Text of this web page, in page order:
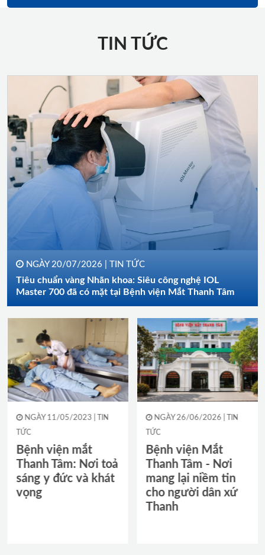
TIN TỨC
NGÀY 20/07/2026 | TIN TỨC
Tiêu chuẩn vàng Nhãn khoa: Siêu công nghệ IOL
Master 700 đã có mặt tại Bệnh viện Mắt Thanh Tâm
2023 |TIN
Nơi toả
và khát
NGÀY 26/06/2026 |TIN
Bệnh viện Mắt
Thanh Tâm - Nơi
mang lại niềm tin
cho người dân xứ
NGÀY 14/05/
Khép Lại
Tay Nghề:
Tinh Thần
Và Phát